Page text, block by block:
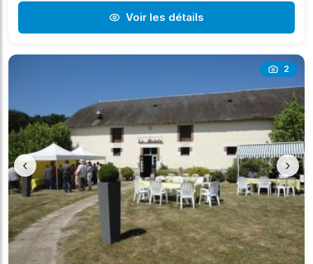
Voir les détails
2
‹ ›